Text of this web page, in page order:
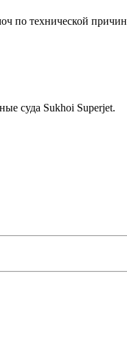
по технической
суда Sukhoi Superjet.